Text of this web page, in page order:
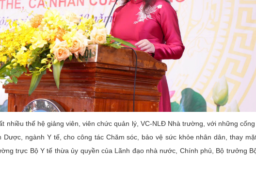
nhiều thế hệ giảng viên, viên chức quản lý, VC-NLĐ Nhà trường, với những
ngành Y tế, cho công tác Chăm sóc, bảo vệ sức khỏe nhân dân, thay
trực Bộ Y tế thừa ủy quyền của Lãnh đạo nhà nước, Chính phủ, Bộ trưởng